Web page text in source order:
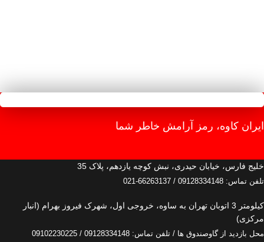
ایران کاوه، رمز آرامش خاطر شما
خلیج فارس، خیابان حیدری، نبش کوچه یازدهم، پلاک 35
تلفن تماس: 09128334148 / 66263137-021
کیلومتر 3 اتوبان تهران به ساوه، خروجی اول، شهرک فیروز بهرام (انبار
مرکزی)
محل بازدید از گاوصندوق ها / تلفن تماس: 09128334148 / 09102230225